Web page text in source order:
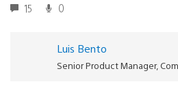
15 0
Luis Bento
Senior Product Manager,